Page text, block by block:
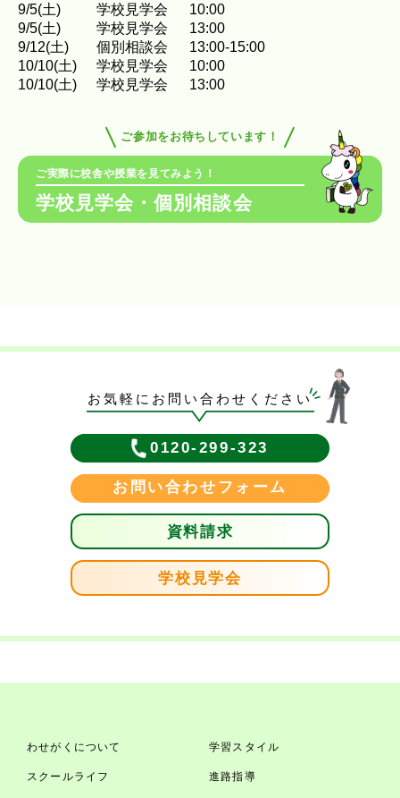
9/5(土) 学校見学会
10:00
9/5(土) 学校見学会
13:00
9/12(土) 個別相談会
13:00-15:00
10/10(土) 学校見学会
10:00
10/10(土) 学校見学会 13:00
ご参加をお待ちしています！
ご実際に校舎や授業を見てみよう！
学校見学会・個別相談会
お気軽にお問い合わせください
0120-299-323
お問い合わせフォーム
資料請求
学校見学会
わせがくについて 学習スタイル
スクールライフ 進路指導